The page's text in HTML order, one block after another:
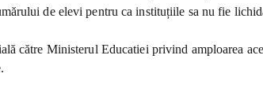
de elevi pentru ca instituțiile sa nu fie
către Ministerul Educatiei privind amploarea